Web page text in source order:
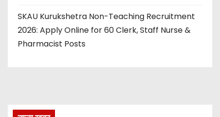
SKAU Kurukshetra Non-Teaching Recruitment
2026: Apply Online for 60 Clerk, Staff Nurse &
Pharmacist Posts